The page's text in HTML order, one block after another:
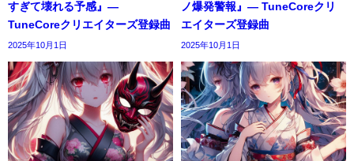
すぎて壊れる予感』―
TuneCoreクリエイターズ登録曲
2025年10月1日
ノ爆発警報』― TuneCoreクリ
エイターズ登録曲
2025年10月1日